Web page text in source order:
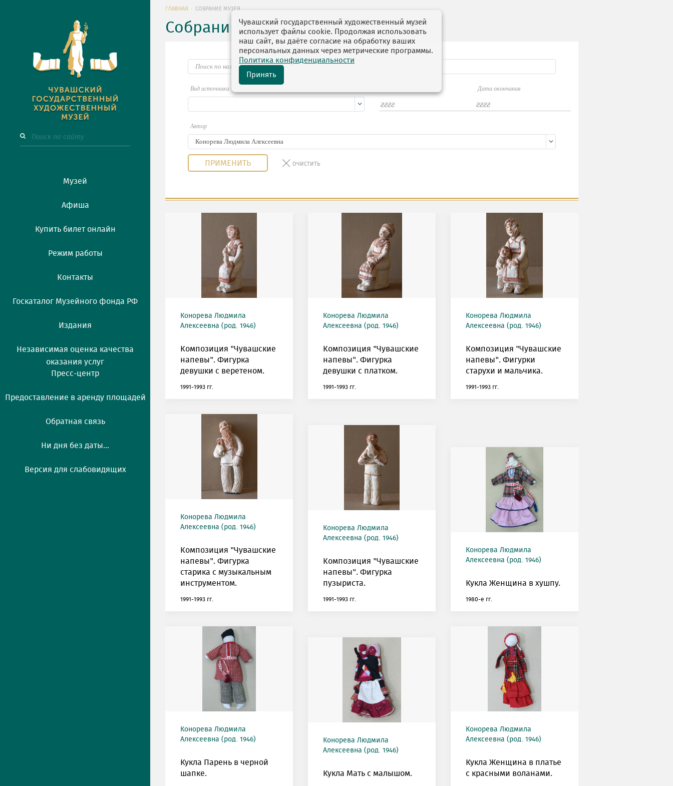
Музей
Афиша
Купить билет онлайн
Режим работы
Контакты
Госкаталог Музейного фонда РФ
Издания
Независимая оценка качества
оказания услуг
Пресс-центр
Предоставление в аренду площадей
Обратная связь
Ни дня без даты...
Версия для слабовидящих
ГЛАВНАЯ СОБРАНИЕ МУЗЕЯ
Собрание музея
Вид источника Дата окончания
Автор
Конорева Людмила
Алексеевна (род. 1946)
Композиция "Чувашские
напевы". Фигурка
девушки с веретеном.
1991-1993 гг.
Конорева Людмила
Алексеевна (род. 1946)
Композиция "Чувашские
напевы". Фигурка
девушки с платком.
1991-1993 гг.
Конорева Людмила
Алексеевна (род. 1946)
Композиция "Чувашские
напевы". Фигурки
старухи и мальчика.
1991-1993 гг.
Конорева Людмила
Алексеевна (род. 1946)
Композиция "Чувашские
напевы". Фигурка
старика с музыкальным
инструментом.
1991-1993 гг.
Конорева Людмила
Алексеевна (род. 1946)
Композиция "Чувашские
напевы". Фигурка
пузыриста.
1991-1993 гг.
Конорева Людмила
Алексеевна (род. 1946)
Кукла Женщина в хушпу.
1980-е гг.
Конорева Людмила
Алексеевна (род. 1946)
Кукла Парень в черной
шапке.
Конорева Людмила
Алексеевна (род. 1946)
Кукла Мать с малышом.
Конорева Людмила
Алексеевна (род. 1946)
Кукла Женщина в платье
с красными воланами.
Чувашский государственный художественный музей
использует файлы cookie. Продолжая использовать
наш сайт, вы даёте согласие на обработку ваших
персональных данных через метрические программы.
Политика конфиденциальности
Принять